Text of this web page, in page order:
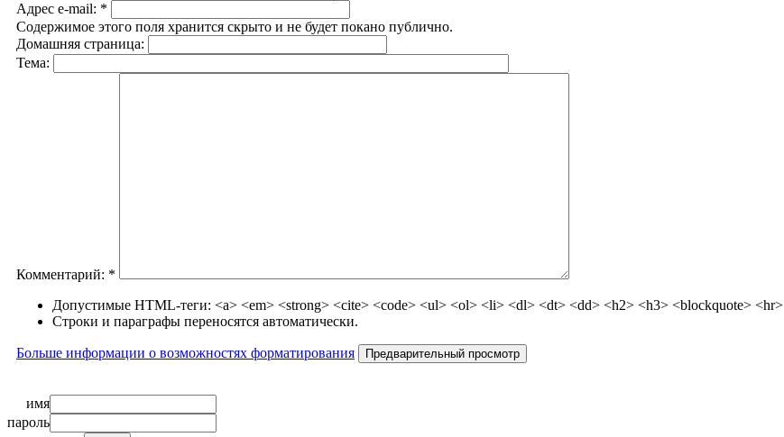
Адрес e-mail: *
Содержимое этого поля хранится скрыто и не будет покано публично.
Домашняя страница:
Тема:
Комментарий: *
Допустимые HTML-теги: <a> <em> <strong> <cite> <code> <ul> <ol> <li> <dl> <dt> <dd> <h2> <h3> <blockquote> <hr>
Строки и параграфы переносятся автоматически.
Больше информации о возможностях форматирования
имя
пароль